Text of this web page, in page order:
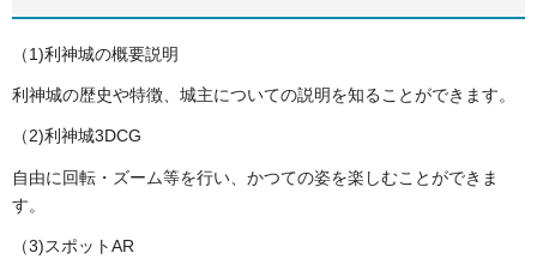
（1)利神城の概要説明
利神城の歴史や特徴、城主についての説明を知ることができます。
（2)利神城3DCG
自由に回転・ズーム等を行い、かつての姿を楽しむことができま
す。
（3)スポットAR